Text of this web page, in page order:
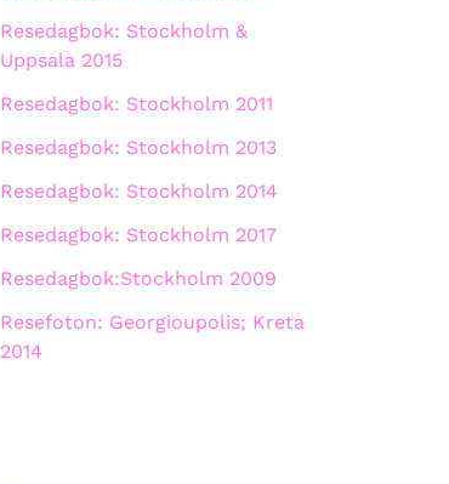
Resedagbok: Stockholm &
Uppsala 2015
Resedagbok: Stockholm 2011
Resedagbok: Stockholm 2013
Resedagbok: Stockholm 2014
Resedagbok: Stockholm 2017
Resedagbok:Stockholm 2009
Resefoton: Georgioupolis; Kreta
2014